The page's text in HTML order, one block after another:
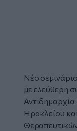
Νέο σεμινάριο
με ελεύθερη
Ηρακλείου